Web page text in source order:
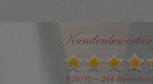
9,26/10 - 244